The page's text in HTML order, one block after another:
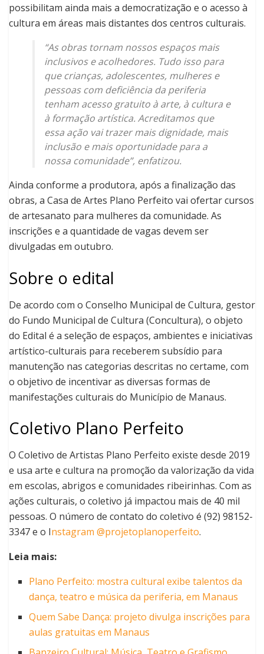
possibilitam ainda mais a democratização e o acesso à
cultura em áreas mais distantes dos centros culturais.
“As obras tornam nossos espaços mais
inclusivos e acolhedores. Tudo isso para
que crianças, adolescentes, mulheres e
pessoas com deficiência da periferia
tenham acesso gratuito à arte, à cultura e
à formação artística. Acreditamos que
essa ação vai trazer mais dignidade, mais
inclusão e mais oportunidade para a
nossa comunidade”, enfatizou.
Ainda conforme a produtora, após a finalização das
obras, a Casa de Artes Plano Perfeito vai ofertar cursos
de artesanato para mulheres da comunidade. As
inscrições e a quantidade de vagas devem ser
divulgadas em outubro.
Sobre o edital
De acordo com o Conselho Municipal de Cultura, gestor
do Fundo Municipal de Cultura (Concultura), o objeto
do Edital é a seleção de espaços, ambientes e iniciativas
artístico-culturais para receberem subsídio para
manutenção nas categorias descritas no certame, com
o objetivo de incentivar as diversas formas de
manifestações culturais do Município de Manaus.
Coletivo Plano Perfeito
O Coletivo de Artistas Plano Perfeito existe desde 2019
e usa arte e cultura na promoção da valorização da vida
em escolas, abrigos e comunidades ribeirinhas. Com as
ações culturais, o coletivo já impactou mais de 40 mil
pessoas. O número de contato do coletivo é (92) 98152-
3347 e o Instagram @projetoplanoperfeito.
Leia mais:
Plano Perfeito: mostra cultural exibe talentos da
dança, teatro e música da periferia, em Manaus
Quem Sabe Dança: projeto divulga inscrições para
aulas gratuitas em Manaus